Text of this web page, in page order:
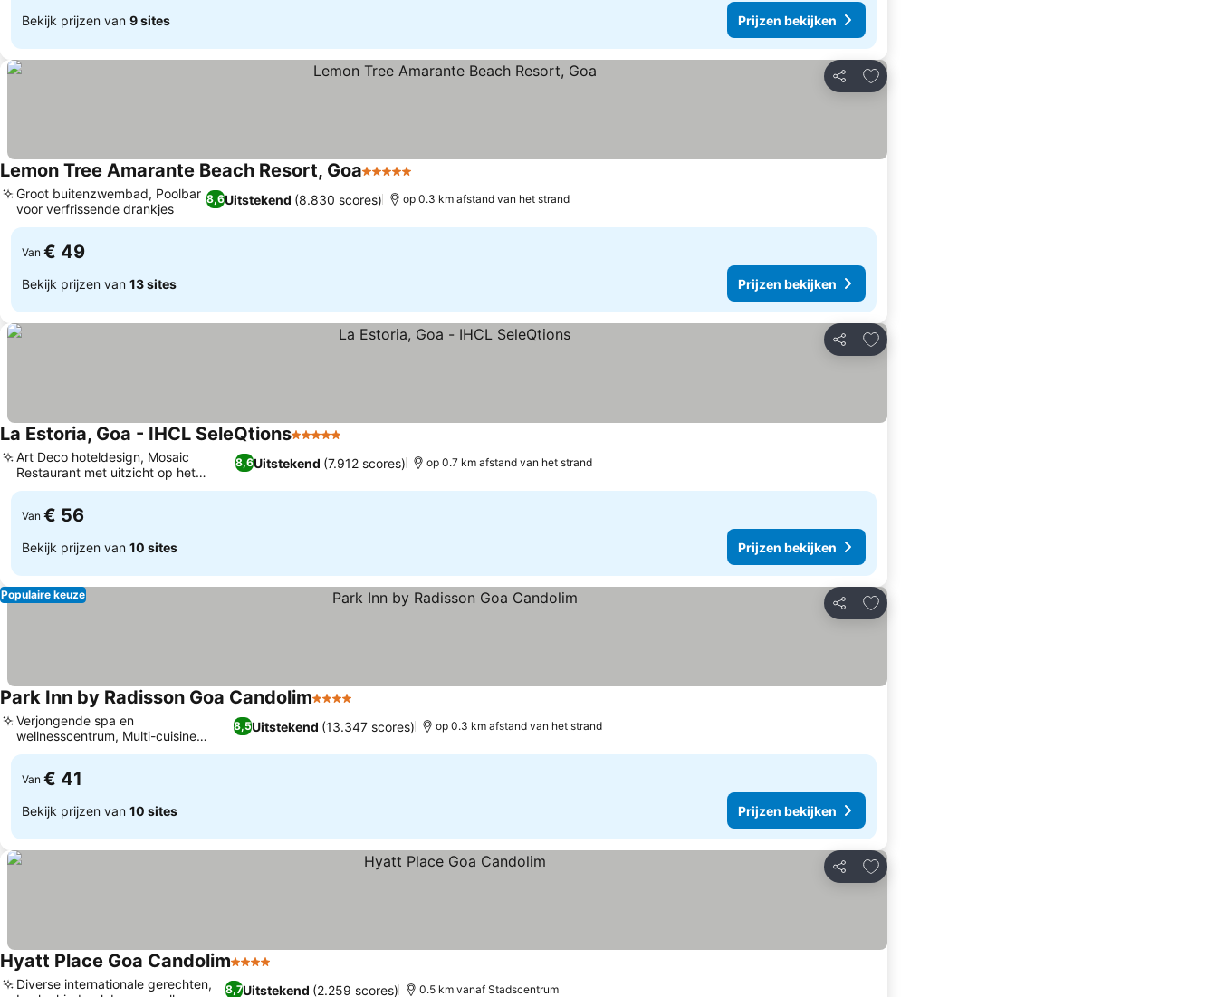
Bekijk prijzen van 9 sites Prijzen bekijken
Delen
Toevoegen aan favorieten
Lemon Tree Amarante Beach Resort, Goa5 Sterren
8,6Uitstekend (8.830 scores)
Groot buitenzwembad, Poolbar
voor verfrissende drankjes
op 0.3 km afstand van het strand
Van € 49
Bekijk prijzen van 13 sites Prijzen bekijken
Delen
Toevoegen aan favorieten
La Estoria, Goa - IHCL SeleQtions5 Sterren
8,6Uitstekend (7.912 scores)
Art Deco hoteldesign, Mosaic
Restaurant met uitzicht op het
zwembad
op 0.7 km afstand van het strand
Van € 56
Bekijk prijzen van 10 sites Prijzen bekijken
Delen
Toevoegen aan favorieten
Populaire keuze
Park Inn by Radisson Goa Candolim4 Sterren
8,5Uitstekend (13.347 scores)
Verjongende spa en
wellnesscentrum, Multi-cuisine
dineren bij Chapora
op 0.3 km afstand van het strand
Van € 41
Bekijk prijzen van 10 sites Prijzen bekijken
Delen
Toevoegen aan favorieten
Hyatt Place Goa Candolim4 Sterren
8,7Uitstekend (2.259 scores)
Diverse internationale gerechten,
0.5 km vanaf Stadscentrum